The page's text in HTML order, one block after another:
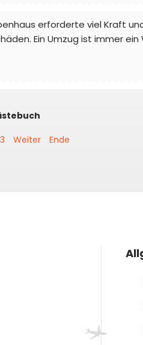
erforderte viel Kraft
Ein Umzug ist immer
3 Weiter Ende